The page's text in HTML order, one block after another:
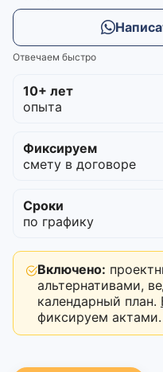
Отвечаем быстро
10+ лет
опыта
Фиксируем
смету в договоре
Сроки
по графику
Включено:
альтернативами,
календарный план.
фиксируем актами.